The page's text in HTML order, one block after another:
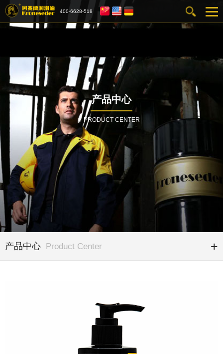
400-6628-518
产品中心
PRODUCT CENTER
产品中心 Product Center